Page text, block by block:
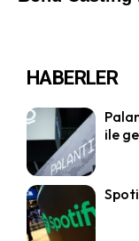
HABERLER
ile